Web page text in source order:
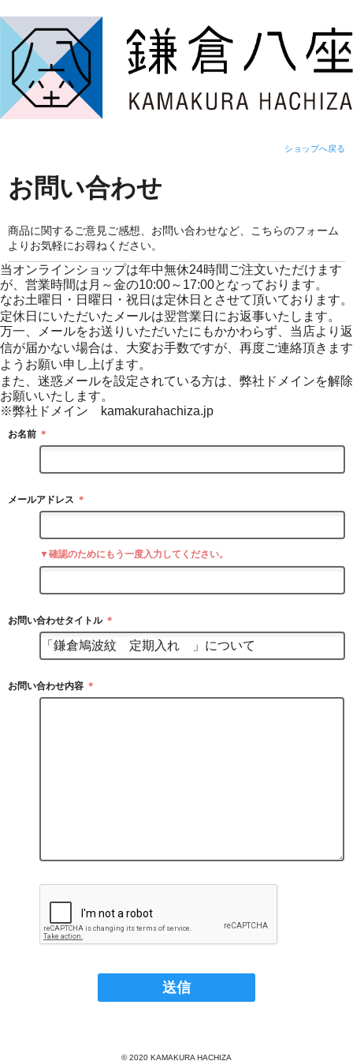
ショップへ戻る
お問い合わせ
商品に関するご意見ご感想、お問い合わせなど、こちらのフォーム
よりお気軽にお尋ねください。
当オンラインショップは年中無休24時間ご注文いただけます
が、営業時間は月～金の10:00～17:00となっております。
なお土曜日・日曜日・祝日は定休日とさせて頂いております。
定休日にいただいたメールは翌営業日にお返事いたします。
万一、メールをお送りいただいたにもかかわらず、当店より返
信が届かない場合は、大変お手数ですが、再度ご連絡頂きます
ようお願い申し上げます。
また、迷惑メールを設定されている方は、弊社ドメインを解除
お願いいたします。
※弊社ドメイン kamakurahachiza.jp
お名前 ＊
メールアドレス ＊
▼確認のためにもう一度入力してください。
お問い合わせタイトル ＊
お問い合わせ内容 ＊
© 2020 KAMAKURA HACHIZA